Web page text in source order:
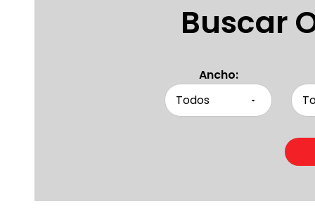
Buscar
Ancho: